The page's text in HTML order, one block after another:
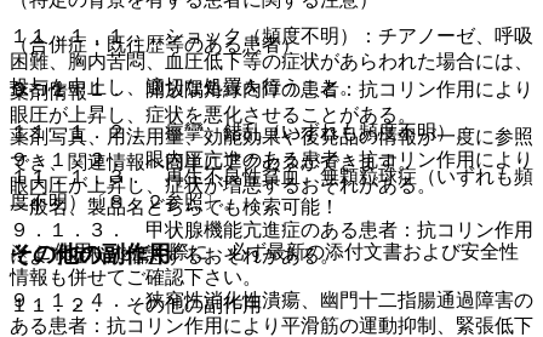
（合併症・既往歴等のある患者）
９．１．１． 開放隅角緑内障の患者：抗コリン作用により
眼圧が上昇し、症状を悪化させることがある。
９．１．２． 眼内圧亢進のある患者：抗コリン作用により
眼内圧が上昇し、症状が増悪するおそれがある。
９．１．３． 甲状腺機能亢進症のある患者：抗コリン作用
により症状が増悪するおそれがある。
９．１．４． 狭窄性消化性潰瘍、幽門十二指腸通過障害の
ある患者：抗コリン作用により平滑筋の運動抑制、緊張低下
１１．１．１． ショック（頻度不明）：チアノーゼ、呼吸
困難、胸内苦悶、血圧低下等の症状があらわれた場合には、
投与を中止し、適切な処置を行うこと。
１１．１．２． 痙攣、錯乱（いずれも頻度不明）。
１１．１．３． 再生不良性貧血、無顆粒球症（いずれも頻
度不明）〔８．２参照〕。
その他の副作用
１１．２． その他の副作用
薬剤情報
薬剤写真、用法用量、効能効果や後発品の情報が一度に参照
でき、関連情報へ簡単にアクセスができます。
一般名、製品名どちらでも検索可能！
※ ご使用いただく際に、必ず最新の添付文書および安全性
情報も併せてご確認下さい。